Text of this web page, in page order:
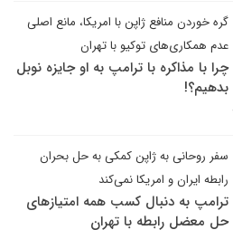
گره خوردن منافع ژاپن با امریکا، مانع اصلی
عدم همکاری‌های توکیو با تهران
چرا با مذاکره با ترامپ به او جایزه نوبل
بدهیم؟!
سفر روحانی به ژاپن کمکی به حل بحران
رابطه ایران و امریکا نمی‌کند
ترامپ به دنبال کسب همه امتیازهای
حل معضل رابطه با تهران